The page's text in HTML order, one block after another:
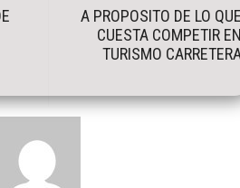
A PROPOSITO DE LO
CUESTA COMPETIR
TURISMO